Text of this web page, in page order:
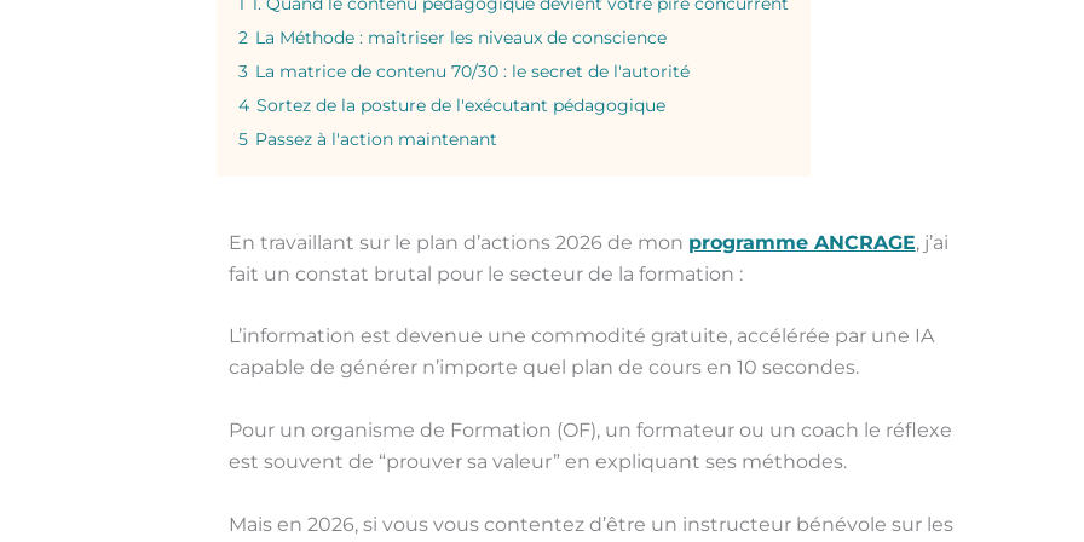
2 La Méthode : maîtriser les niveaux de conscience
3 La matrice de contenu 70/30 : le secret de l'autorité
4 Sortez de la posture de l'exécutant pédagogique
5 Passez à l'action maintenant
En travaillant sur le plan d’actions 2026 de mon programme ANCRAGE, j’ai
fait un constat brutal pour le secteur de la formation :
L’information est devenue une commodité gratuite, accélérée par une IA
capable de générer n’importe quel plan de cours en 10 secondes.
Pour un organisme de Formation (OF), un formateur ou un coach le réflexe
est souvent de “prouver sa valeur” en expliquant ses méthodes.
Mais en 2026, si vous vous contentez d’être un instructeur bénévole sur les